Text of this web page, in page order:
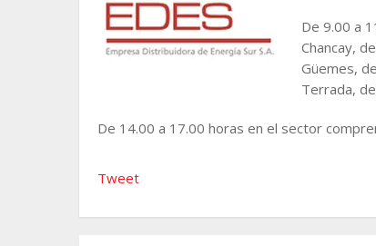
De 9.00 a
Chancay,
Güemes,
Terrada,
De 14.00 a 17.00 horas en el sector
Tweet